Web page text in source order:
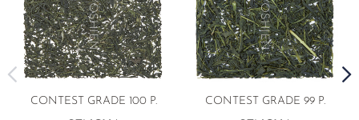
CONTEST GRADE 100 P. CONTEST GRADE 99 P.